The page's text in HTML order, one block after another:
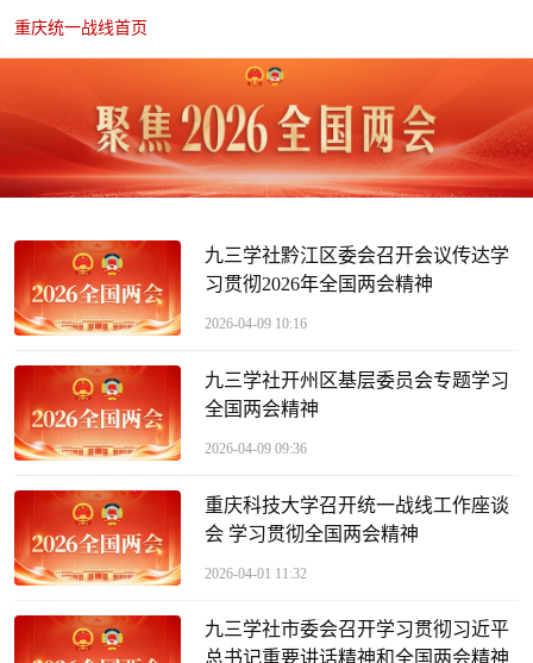
重庆统一战线首页
九三学社黔江区委会召开会议传达学
习贯彻2026年全国两会精神
2026-04-09 10:16
九三学社开州区基层委员会专题学习
全国两会精神
2026-04-09 09:36
重庆科技大学召开统一战线工作座谈
会 学习贯彻全国两会精神
2026-04-01 11:32
九三学社市委会召开学习贯彻习近平
总书记重要讲话精神和全国两会精神